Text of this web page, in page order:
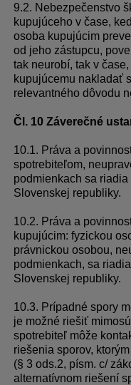
9.2. Nebezpečenstvo
kupujúceho v čase,
osoba kupujúcim
od jeho zástupcu,
tak neurobí, tak v
kupujúcemu nakladať
relevantného dôvodu
Čl. 10 Záverečné
10.1. Práva a
spotrebiteľom,
podmienkach sa
Slovenskej republiky.
10.2. Práva a
kupujúcim: fyzickou
právnickou osobou,
podmienkach, sa
Slovenskej republiky.
10.3. Prípadné spory
je možné riešiť
spotrebiteľ môže
riešenia sporov,
(§ 3 ods.2, písm. c/
alternatívnom riešení